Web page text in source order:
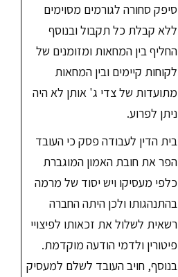
סיפק סחורה לגורמים מסוימים
ללא קבלת כל תקבול ובנוסף
החליף בין המחאות ומזומנים של
לקוחות קיימים ובין המחאות
מתועדות של צדי ג' אותן לא היה
ניתן לפרוע.
בית הדין לעבודה פסק כי העובד
הפר את חובת האמון המוגברת
כלפי מעסיקו ויש יסוד של מרמה
בהתנהגותו ולכן היתה החברה
רשאית לשלול את זכאותו לפיצויי
פיטורין ולדמי הודעה מוקדמת.
בנוסף, חויב העובד לשלם למעסיק